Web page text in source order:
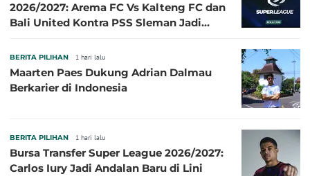
2026/2027: Arema FC Vs Kalteng FC dan
Bali United Kontra PSS Sleman Jadi
BERITA PILIHAN 1 hari lalu
Maarten Paes Dukung Adrian Dalmau
Berkarier di Indonesia
BERITA PILIHAN 1 hari lalu
Bursa Transfer Super League 2026/2027:
Carlos Iury Jadi Andalan Baru di Lini